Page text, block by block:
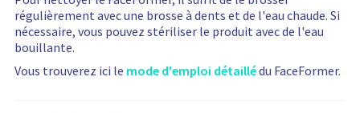
régulièrement avec une brosse à dents et de l'eau chaude. Si
nécessaire, vous pouvez stériliser le produit avec de l'eau
bouillante.
Vous trouverez ici le mode d'emploi détaillédu FaceFormer.